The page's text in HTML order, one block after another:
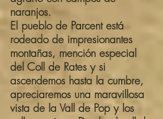
naranjos.
El pueblo de Parcent está
rodeado de impresionantes
montañas, mención especial
del Coll de Rates y si
ascendemos hasta la cumbre,
apreciaremos una maravillosa
vista de la Vall de Pop y los